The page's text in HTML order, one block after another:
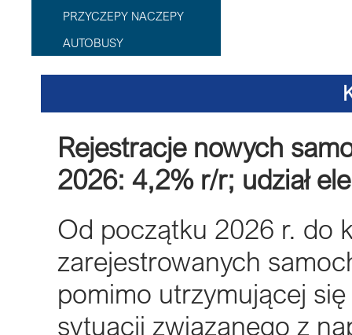
PRZYCZEPY NACZEPY
AUTOBUSY
Rejestracje nowych
2026: 4,2% r/r; udział
Od początku 2026 r. do
zarejestrowanych
pomimo utrzymującej
sytuacji związanego z